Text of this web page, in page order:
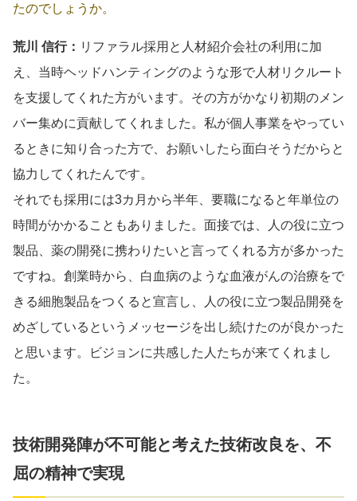
たのでしょうか。
荒川 信行： リファラル採用と人材紹介会社の利用に加
え、当時ヘッドハンティングのような形で人材リクルート
を支援してくれた方がいます。その方がかなり初期のメン
バー集めに貢献してくれました。私が個人事業をやってい
るときに知り合った方で、お願いしたら面白そうだからと
協力してくれたんです。
それでも採用には3カ月から半年、要職になると年単位の
時間がかかることもありました。面接では、人の役に立つ
製品、薬の開発に携わりたいと言ってくれる方が多かった
ですね。創業時から、白血病のような血液がんの治療をで
きる細胞製品をつくると宣言し、人の役に立つ製品開発を
めざしているというメッセージを出し続けたのが良かった
と思います。ビジョンに共感した人たちが来てくれまし
た。
技術開発陣が不可能と考えた技術改良を、不
屈の精神で実現